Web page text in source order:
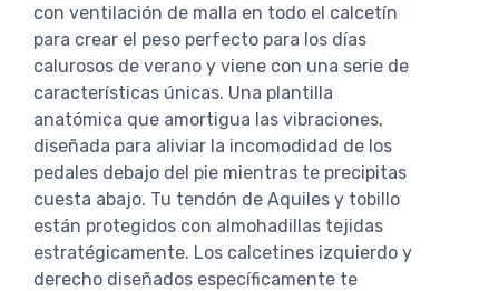
con ventilación de malla en todo el calcetín
para crear el peso perfecto para los días
calurosos de verano y viene con una serie de
características únicas. Una plantilla
anatómica que amortigua las vibraciones,
diseñada para aliviar la incomodidad de los
pedales debajo del pie mientras te precipitas
cuesta abajo. Tu tendón de Aquiles y tobillo
están protegidos con almohadillas tejidas
estratégicamente. Los calcetines izquierdo y
derecho diseñados específicamente te